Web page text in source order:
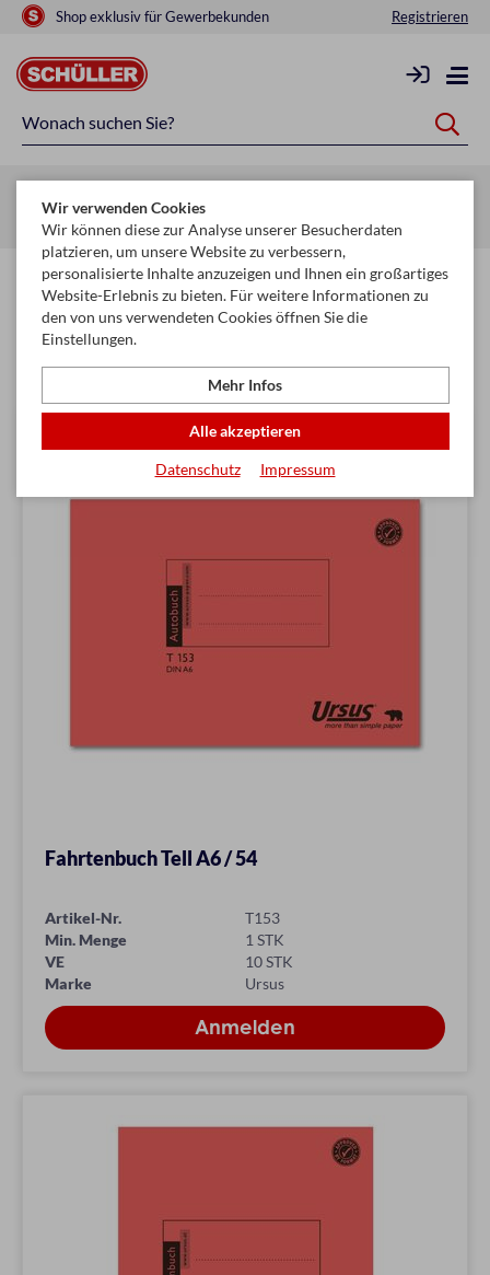
Shop exklusiv für Gewerbekunden Registrieren
Fahrtenbücher
Fahrtenbücher
Filtern & Sortieren
Fahrtenbuch Tell A6 / 54
Artikel-Nr.
T153
Min. Menge
1 STK
VE
10 STK
Marke
Ursus
Wir verwenden Cookies
Wir können diese zur Analyse unserer Besucherdaten
platzieren, um unsere Website zu verbessern,
personalisierte Inhalte anzuzeigen und Ihnen ein großartiges
Website-Erlebnis zu bieten. Für weitere Informationen zu
den von uns verwendeten Cookies öffnen Sie die
Einstellungen.
Mehr Infos
Alle akzeptieren
Datenschutz Impressum